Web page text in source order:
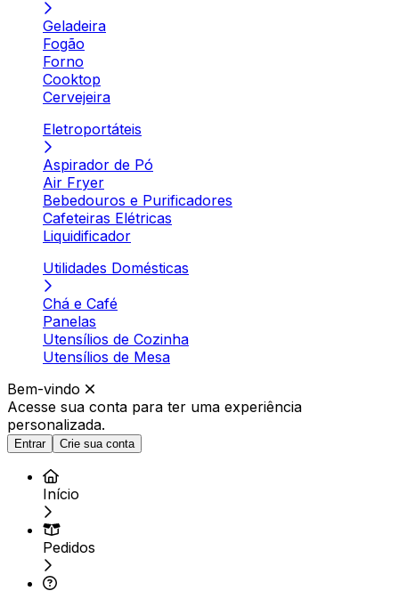
Geladeira
Fogão
Forno
Cooktop
Cervejeira
Eletroportáteis
Aspirador de Pó
Air Fryer
Bebedouros e Purificadores
Cafeteiras Elétricas
Liquidificador
Utilidades Domésticas
Chá e Café
Panelas
Utensílios de Cozinha
Utensílios de Mesa
Bem-vindo
Acesse sua conta para ter uma experiência
personalizada.
Entrar Crie sua conta
Início
Pedidos